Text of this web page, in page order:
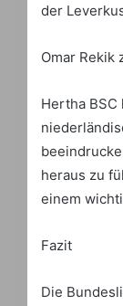
der
Omar Rekik
Hertha
heraus zu
einem
Fazit
Die